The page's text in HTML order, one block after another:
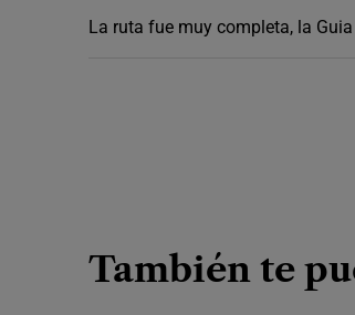
La ruta fue muy completa, la
También te